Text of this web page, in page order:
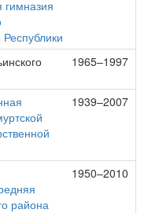
гимназия
1965–1997
1939–2007
района
1950–2010